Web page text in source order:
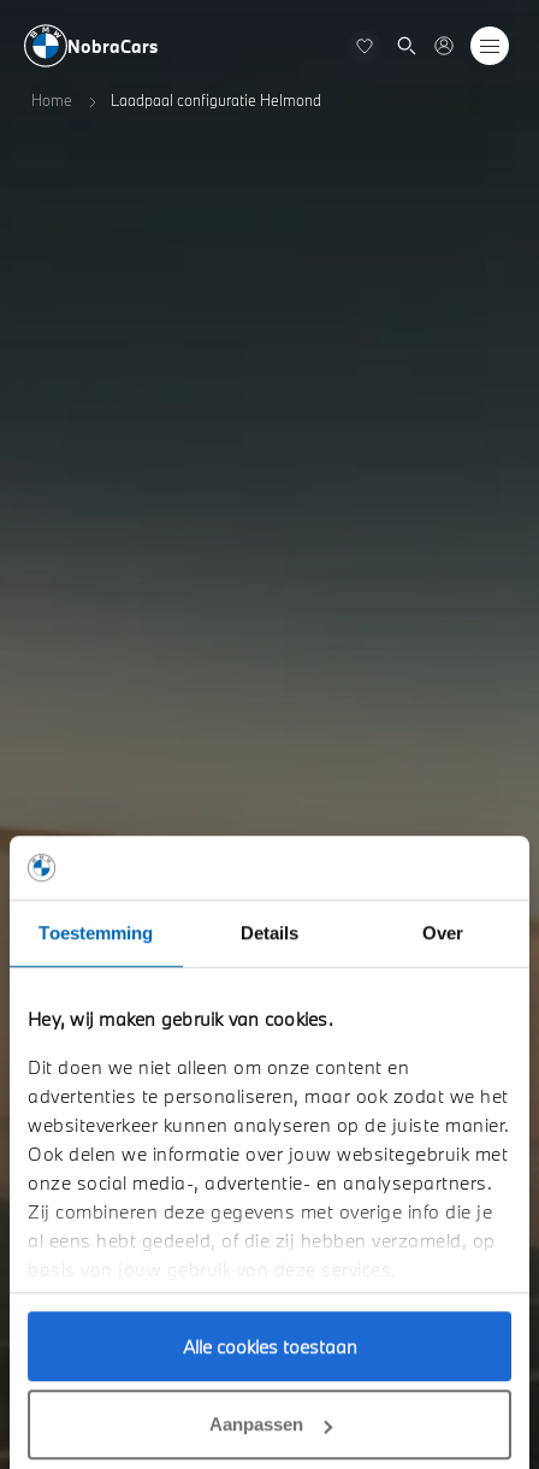
Toestemming Details Over
Hey, wij maken gebruik van cookies.
Dit doen we niet alleen om onze content en
advertenties te personaliseren, maar ook zodat we het
websiteverkeer kunnen analyseren op de juiste manier.
Ook delen we informatie over jouw websitegebruik met
onze social media-, advertentie- en analysepartners.
Zij combineren deze gegevens met overige info die je
al eens hebt gedeeld, of die zij hebben verzameld, op
basis van jouw gebruik van deze services.
Alle cookies toestaan
Aanpassen
NobraCars
Home Laadpaal configuratie Helmond
LAADPAAL CONFIGURATIE.